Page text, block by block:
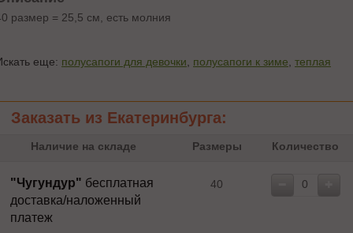
размер = 25,5 см, есть молния
еще: полусапоги для девочки полусапоги к зиме теплая
Заказать из Екатеринбурга:
Наличие на складе Размеры Количество
"Чугундур" бесплатная
доставка/наложенный
платеж
40